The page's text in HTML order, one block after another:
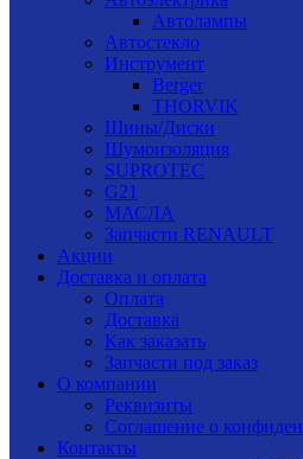
Автолампы
Автостекло
Инструмент
Berger
THORVIK
Шины/Диски
Шумоизоляция
SUPROTEC
G21
МАСЛА
Запчасти RENAULT
Акции
Доставка и оплата
Оплата
Доставка
Как заказать
Запчасти под заказ
О компании
Реквизиты
Соглашение о
Контакты